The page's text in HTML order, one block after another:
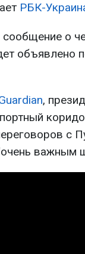
РБК-
сообщение о
объявлено
,
с
важным